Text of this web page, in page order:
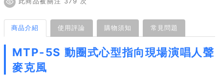
商品介紹 使用評論 購物須知 常見問題
MTP-5S 動圈式心型指向現場演唱人聲
麥克風